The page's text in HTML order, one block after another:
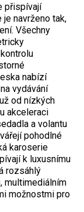
přispívají
navrženo tak,
Všechny
nabízí
vydávání
od nízkých
akceleraci
a volantu
pohodlné
karoserie
k luxusnímu
rozsáhlý
multimediálním
možnostmi pro